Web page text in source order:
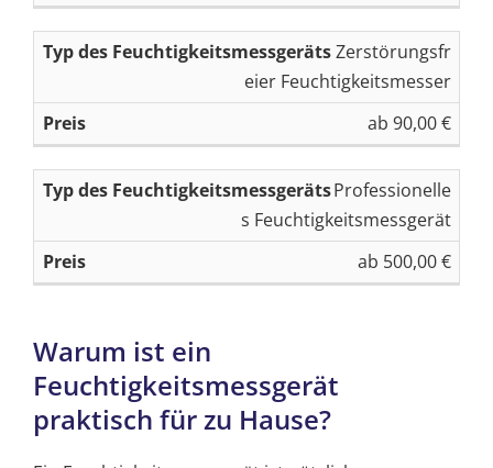
ei
ts
e
ss
g
er
ts
Zerstörungsfr
eier Feuchtigkeitsmesser
ab 90,00 €
Professionelle
s Feuchtigkeitsmessgerät
ab 500,00 €
Warum ist ein
Feuchtigkeitsmessgerät
praktisch für zu Hause?